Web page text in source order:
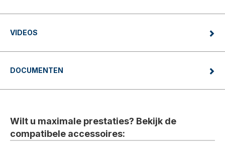
VIDEOS
DOCUMENTEN
Wilt u maximale prestaties? Bekijk de
compatibele accessoires: